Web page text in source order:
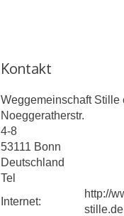
Kontakt
Weggemeinschaft Stille
Noeggeratherstr.
4-8
53111 Bonn
Deutschland
Tel
Internet:
http://
stille.de